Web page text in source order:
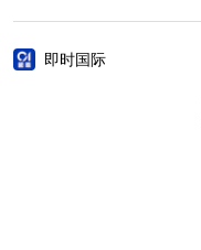
即时国际